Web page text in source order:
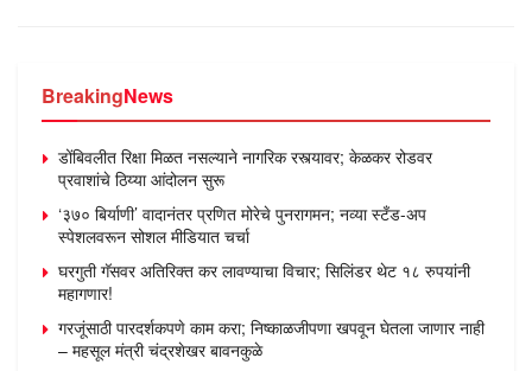
BreakingNews
डोंबिवलीत रिक्षा मिळत नसल्याने नागरिक रस्त्यावर; केळकर रोडवर
प्रवाशांचे ठिय्या आंदोलन सुरू
‘३७० बिर्याणी’ वादानंतर प्रणित मोरेचे पुनरागमन; नव्या स्टँड-अप
स्पेशलवरून सोशल मीडियात चर्चा
घरगुती गॅसवर अतिरिक्त कर लावण्याचा विचार; सिलिंडर थेट १८ रुपयांनी
महागणार!
गरजूंसाठी पारदर्शकपणे काम करा; निष्काळजीपणा खपवून घेतला जाणार नाही
– महसूल मंत्री चंद्रशेखर बावनकुळे